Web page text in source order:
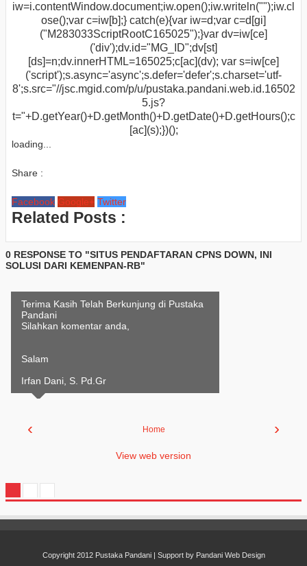
iw=i.contentWindow.document;iw.open();iw.writeln("");iw.cl
ose();var c=iw[b];} catch(e){var iw=d;var c=d[gi]
("M283033ScriptRootC165025");}var dv=iw[ce]
('div');dv.id="MG_ID";dv[st]
[ds]=n;dv.innerHTML=165025;c[ac](dv); var s=iw[ce]
('script');s.async='async';s.defer='defer';s.charset='utf-
8';s.src="//jsc.mgid.com/p/u/pustaka.pandani.web.id.16502
5.js?
t="+D.getYear()+D.getMonth()+D.getDate()+D.getHours();c
[ac](s);})();
loading...
Share :
Facebook Google+ Twitter
Related Posts :
0 RESPONSE TO "SITUS PENDAFTARAN CPNS DOWN, INI
SOLUSI DARI KEMENPAN-RB"
Terima Kasih Telah Berkunjung di Pustaka
Pandani
Silahkan komentar anda,
Salam
Irfan Dani, S. Pd.Gr
‹ ›
Home
View web version
Copyright 2012 Pustaka Pandani| Support by Pandani Web Design